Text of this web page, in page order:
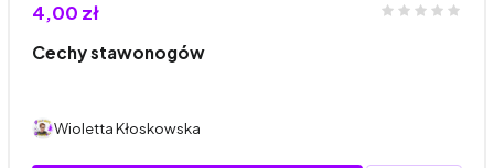
4,00 zł
Cechy stawonogów
Wioletta Kłoskowska